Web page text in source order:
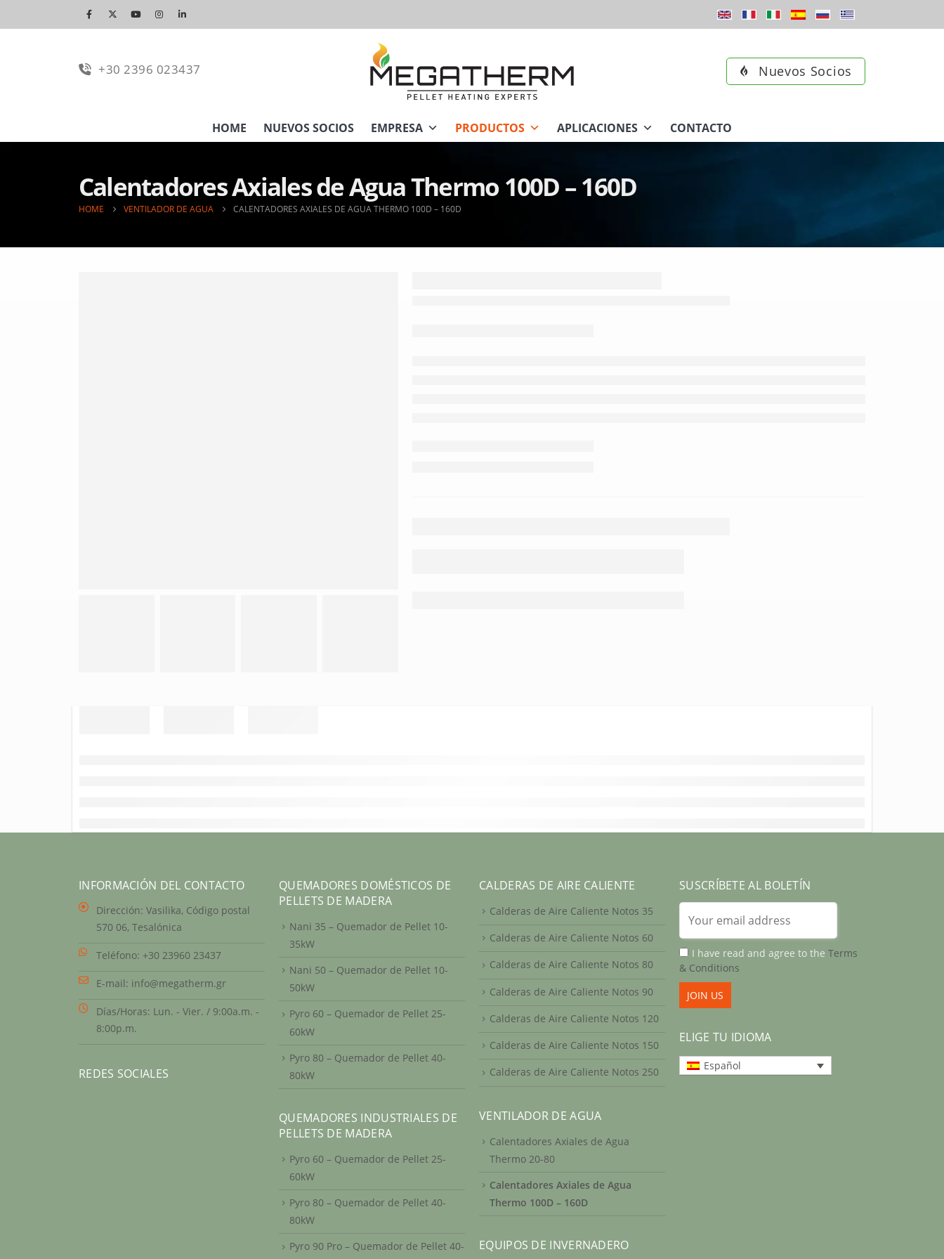
+30 2396 023437 Nuevos Socios
HOME NUEVOS SOCIOS EMPRESA PRODUCTOS APLICACIONES CONTACTO
Calentadores Axiales de Agua Thermo 100D – 160D
HOME VENTILADOR DE AGUA CALENTADORES AXIALES DE AGUA THERMO 100D – 160D
INFORMACIÓN DEL CONTACTO
Dirección: Vasilika, Código postal
570 06, Tesalónica
Teléfono: +30 23960 23437
E-mail: info@megatherm.gr
Días/Horas: Lun. - Vier. / 9:00a.m. -
8:00p.m.
REDES SOCIALES
QUEMADORES DOMÉSTICOS DE
PELLETS DE MADERA
Nani 35 – Quemador de Pellet 10-
35kW
Nani 50 – Quemador de Pellet 10-
50kW
Pyro 60 – Quemador de Pellet 25-
60kW
Pyro 80 – Quemador de Pellet 40-
80kW
QUEMADORES INDUSTRIALES DE
PELLETS DE MADERA
Pyro 60 – Quemador de Pellet 25-
60kW
Pyro 80 – Quemador de Pellet 40-
80kW
Pyro 90 Pro – Quemador de Pellet 40-
CALDERAS DE AIRE CALIENTE
Calderas de Aire Caliente Notos 35
Calderas de Aire Caliente Notos 60
Calderas de Aire Caliente Notos 80
Calderas de Aire Caliente Notos 90
Calderas de Aire Caliente Notos 120
Calderas de Aire Caliente Notos 150
Calderas de Aire Caliente Notos 250
VENTILADOR DE AGUA
Calentadores Axiales de Agua
Thermo 20-80
Calentadores Axiales de Agua
Thermo 100D – 160D
EQUIPOS DE INVERNADERO
SUSCRÍBETE AL BOLETÍN
I have read and agree to the Terms
& Conditions
ELIGE TU IDIOMA
Español